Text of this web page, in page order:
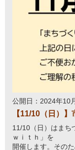
公開日：2024年10
【11/10（日）
11/10（日）はまち
ｗｉｔｈ」を
開催します。そのた